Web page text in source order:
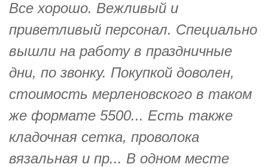
Все хорошо. Вежливый и
приветливый персонал. Специально
вышли на работу в праздничные
дни, по звонку. Покупкой доволен,
стоимость мерленовского в таком
же формате 5500... Есть также
кладочная сетка, проволока
вязальная и пр... В одном месте